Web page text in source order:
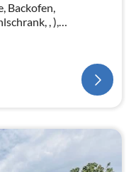
Backofen,
, ),
TV, Esstisch),
cm))